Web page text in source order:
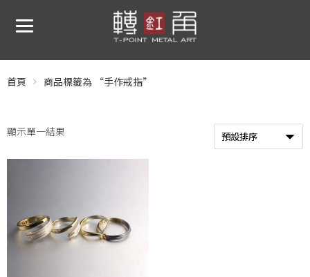
首頁 商品標籤為 “手作戒指”
顯示單一結果